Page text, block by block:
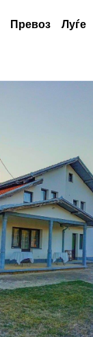
Превоз Луѓе